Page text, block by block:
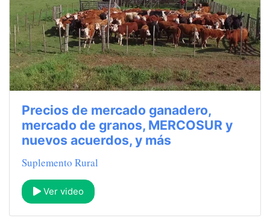
Precios de mercado ganadero,
mercado de granos, MERCOSUR y
nuevos acuerdos, y más
Suplemento Rural
Ver video